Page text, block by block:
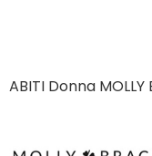
ABITI Donna MOLLY